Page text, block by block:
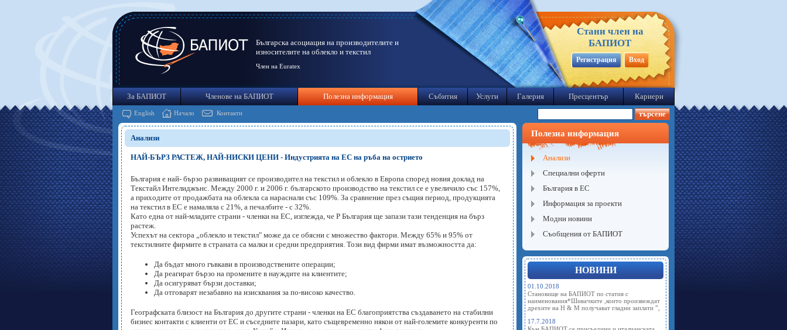
Българска асоциация на производителите и
износителите на облекло и текстил
Член на Euratex
Стани член на
БАПИОТ
Регистрация Вход
За БАПИОТ Членове на БАПИОТ Полезна информация Събития Услуги Галерия Пресцентър Кариери
English Начало Контакти
Анализи
НАЙ-БЪРЗ РАСТЕЖ, НАЙ-НИСКИ ЦЕНИ - Индустрията на ЕС на ръба на острието
България е най- бързо развиващият се производител на текстил и облекло в Европа според новия доклад на
Текстайл Интелиджънс. Между 2000 г. и 2006 г. българското производство на текстил се е увеличило със 157%,
а приходите от продажбата на облекла са нараснали със 109%. За сравнение през същия период, продукцията
на текстил в ЕС е намаляла с 21%, а печалбите - с 32%.
Като една от най-младите страни - членки на ЕС, изглежда, че Р България ще запази тази тенденция на бърз
растеж.
Успехът на сектора „облекло и текстил" може да се обясни с множество фактори. Между 65% и 95% от
текстилните фирмите в страната са малки и средни предприятия. Този вид фирми имат възможността да:
Да бъдат много гъвкави в производствените операции;
Да реагират бързо на промените в науждите на клиентите;
Да осигуряват бързи доставки;
Да отговарят незабавно на изисквания за по-високо качество.
Географската близост на България до другите страни - членки на ЕС благоприятства създаването на стабилни
бизнес контакти с клиенти от ЕС и съседните пазари, като същевременно някои от най-големите конкуренти по
Полезна информация
Анализи
Специални оферти
България в ЕС
Информация за проекти
Модни новини
Съобщения от БАПИОТ
НОВИНИ
01.10.2018
Становище на БАПИОТ по статия с
наименования*Шивачките ,които произвеждат
дрехите на Н & М получават гладни заплати ”,
17.7.2018